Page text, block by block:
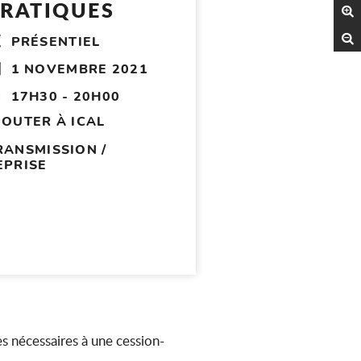
PRÉSENTIEL
1 NOVEMBRE 2021
17H30 - 20H00
À ICAL
/
nécessaires à une cession-